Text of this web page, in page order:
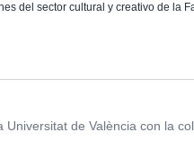
del sector cultural y creativo de la
de València con la